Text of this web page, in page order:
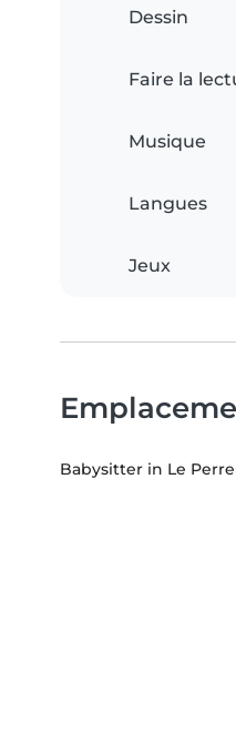
Dessin
Faire la
Musique
Langues
Jeux
Babysitter in Le